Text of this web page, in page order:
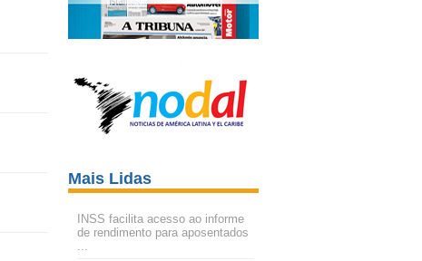
Mais Lidas
INSS facilita acesso ao informe
de rendimento para aposentados
...